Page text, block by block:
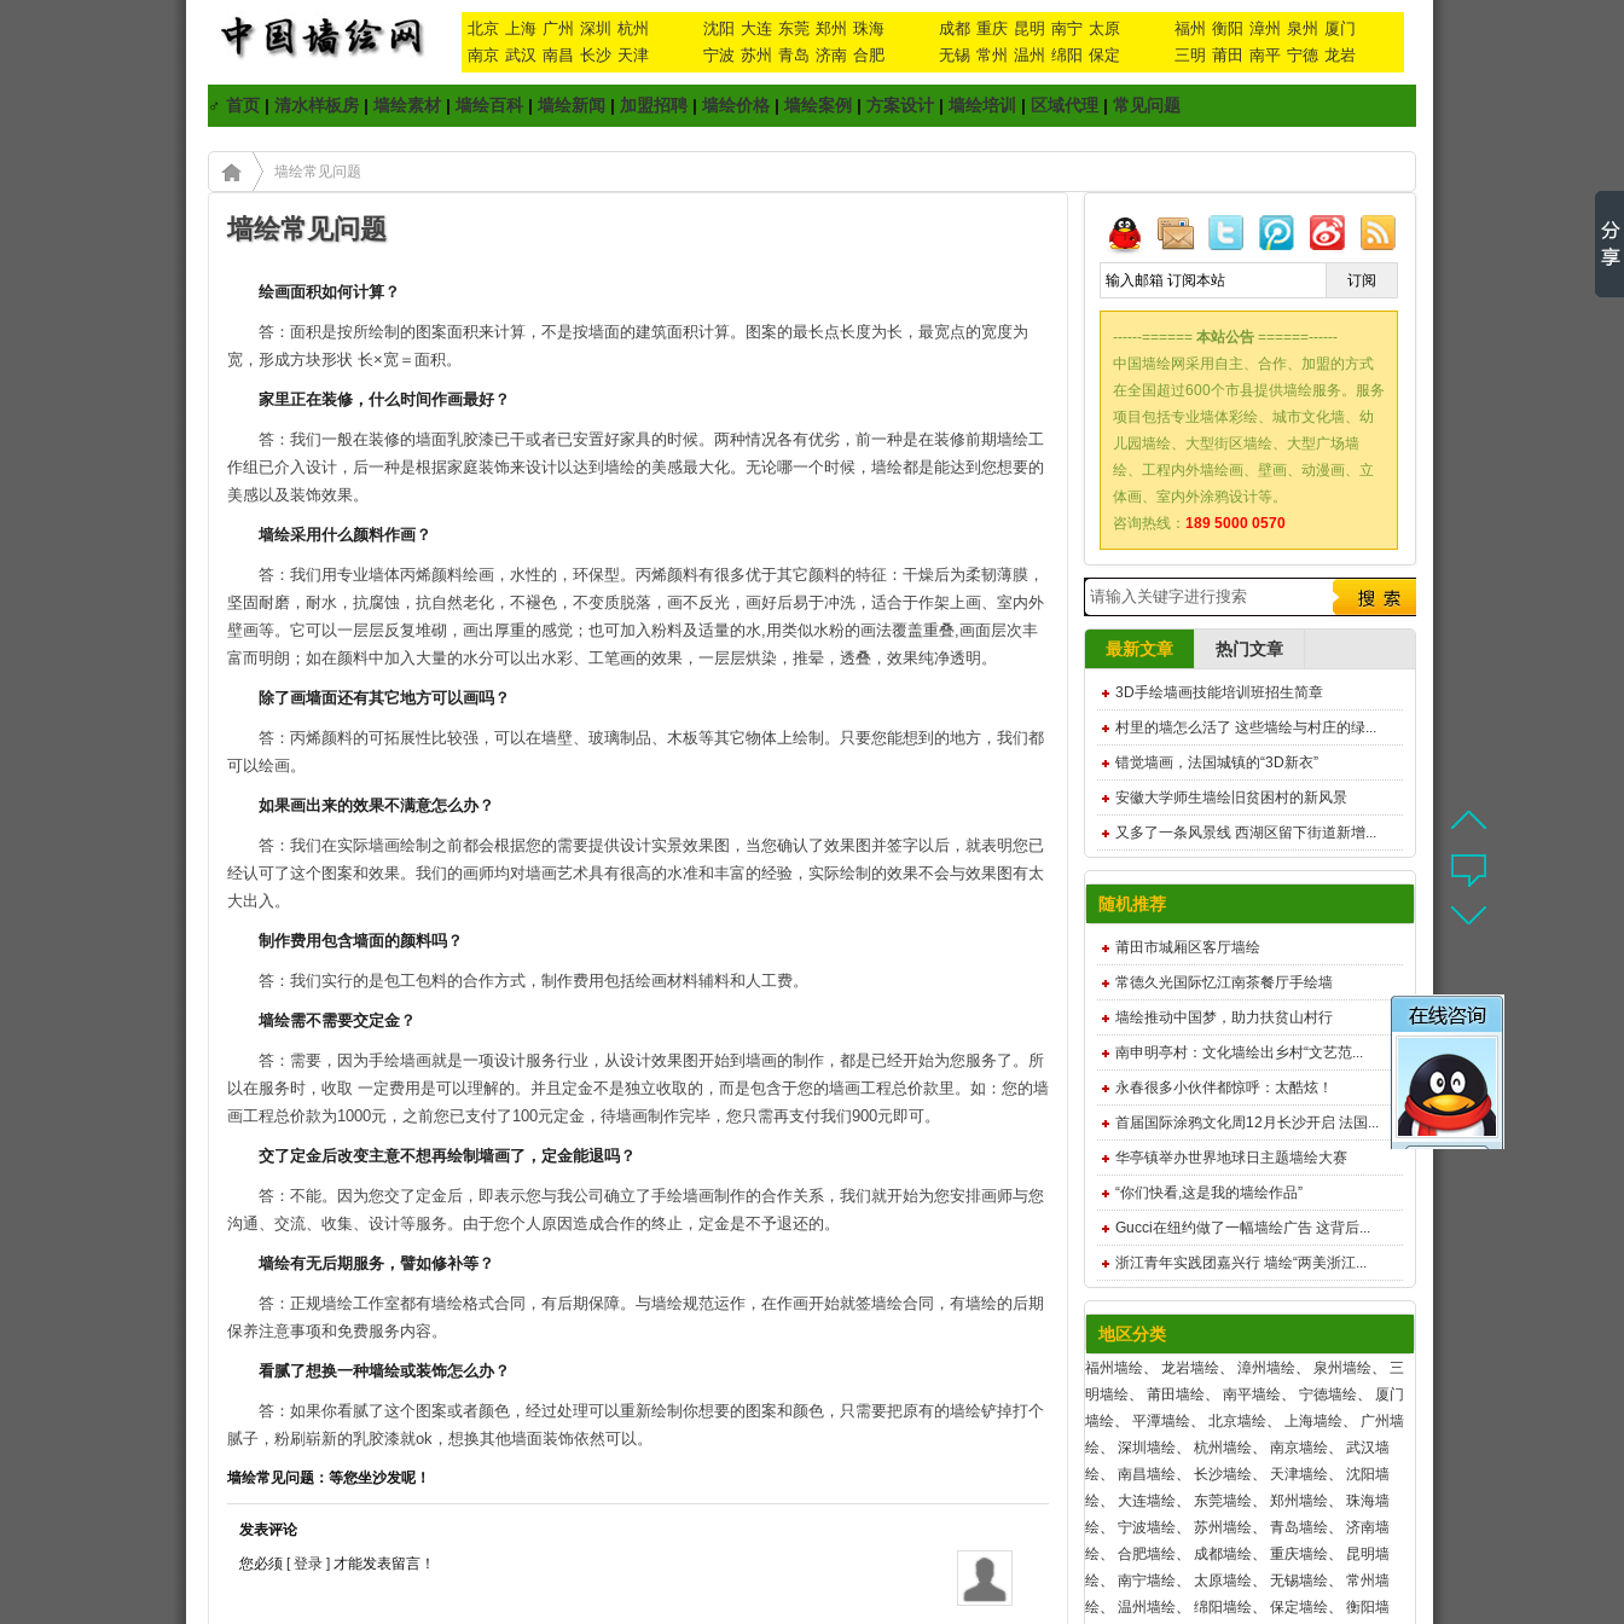
北京 上海 广州 深圳 杭州
南京 武汉 南昌 长沙 天津
沈阳 大连 东莞 郑州 珠海
宁波 苏州 青岛 济南 合肥
成都 重庆 昆明 南宁 太原
无锡 常州 温州 绵阳 保定
福州 衡阳 漳州 泉州 厦门
三明 莆田 南平 宁德 龙岩
♂ 首页 | 清水样板房 | 墙绘素材 | 墙绘百科 | 墙绘新闻 | 加盟招聘 | 墙绘价格 | 墙绘案例 | 方案设计 | 墙绘培训 | 区域代理 | 常见问题
墙绘常见问题
墙绘常见问题
绘画面积如何计算？
答：面积是按所绘制的图案面积来计算，不是按墙面的建筑面积计算。图案的最长点长度为长，最宽点的宽度为
宽，形成方块形状 长×宽＝面积。
家里正在装修，什么时间作画最好？
答：我们一般在装修的墙面乳胶漆已干或者已安置好家具的时候。两种情况各有优劣，前一种是在装修前期墙绘工
作组已介入设计，后一种是根据家庭装饰来设计以达到墙绘的美感最大化。无论哪一个时候，墙绘都是能达到您想要的
美感以及装饰效果。
墙绘采用什么颜料作画？
答：我们用专业墙体丙烯颜料绘画，水性的，环保型。丙烯颜料有很多优于其它颜料的特征：干燥后为柔韧薄膜，
坚固耐磨，耐水，抗腐蚀，抗自然老化，不褪色，不变质脱落，画不反光，画好后易于冲洗，适合于作架上画、室内外
壁画等。它可以一层层反复堆砌，画出厚重的感觉；也可加入粉料及适量的水,用类似水粉的画法覆盖重叠,画面层次丰
富而明朗；如在颜料中加入大量的水分可以出水彩、工笔画的效果，一层层烘染，推晕，透叠，效果纯净透明。
除了画墙面还有其它地方可以画吗？
答：丙烯颜料的可拓展性比较强，可以在墙壁、玻璃制品、木板等其它物体上绘制。只要您能想到的地方，我们都
可以绘画。
如果画出来的效果不满意怎么办？
答：我们在实际墙画绘制之前都会根据您的需要提供设计实景效果图，当您确认了效果图并签字以后，就表明您已
经认可了这个图案和效果。我们的画师均对墙画艺术具有很高的水准和丰富的经验，实际绘制的效果不会与效果图有太
大出入。
制作费用包含墙面的颜料吗？
答：我们实行的是包工包料的合作方式，制作费用包括绘画材料辅料和人工费。
墙绘需不需要交定金？
答：需要，因为手绘墙画就是一项设计服务行业，从设计效果图开始到墙画的制作，都是已经开始为您服务了。所
以在服务时，收取 一定费用是可以理解的。并且定金不是独立收取的，而是包含于您的墙画工程总价款里。如：您的墙
画工程总价款为1000元，之前您已支付了100元定金，待墙画制作完毕，您只需再支付我们900元即可。
交了定金后改变主意不想再绘制墙画了，定金能退吗？
答：不能。因为您交了定金后，即表示您与我公司确立了手绘墙画制作的合作关系，我们就开始为您安排画师与您
沟通、交流、收集、设计等服务。由于您个人原因造成合作的终止，定金是不予退还的。
墙绘有无后期服务，譬如修补等？
答：正规墙绘工作室都有墙绘格式合同，有后期保障。与墙绘规范运作，在作画开始就签墙绘合同，有墙绘的后期
保养注意事项和免费服务内容。
看腻了想换一种墙绘或装饰怎么办？
答：如果你看腻了这个图案或者颜色，经过处理可以重新绘制你想要的图案和颜色，只需要把原有的墙绘铲掉打个
腻子，粉刷崭新的乳胶漆就ok，想换其他墙面装饰依然可以。
墙绘常见问题：等您坐沙发呢！
发表评论
您必须 [ 登录 ] 才能发表留言！
------====== 本站公告 ======------
中国墙绘网采用自主、合作、加盟的方式
在全国超过600个市县提供墙绘服务。服务
项目包括专业墙体彩绘、城市文化墙、幼
儿园墙绘、大型街区墙绘、大型广场墙
绘、工程内外墙绘画、壁画、动漫画、立
体画、室内外涂鸦设计等。
咨询热线： 189 5000 0570
最新文章 热门文章
3D手绘墙画技能培训班招生简章
村里的墙怎么活了 这些墙绘与村庄的绿...
错觉墙画，法国城镇的“3D新衣”
安徽大学师生墙绘旧贫困村的新风景
又多了一条风景线 西湖区留下街道新增...
随机推荐
莆田市城厢区客厅墙绘
常德久光国际忆江南茶餐厅手绘墙
墙绘推动中国梦，助力扶贫山村行
南申明亭村：文化墙绘出乡村“文艺范...
永春很多小伙伴都惊呼：太酷炫！
首届国际涂鸦文化周12月长沙开启 法国...
华亭镇举办世界地球日主题墙绘大赛
“你们快看,这是我的墙绘作品”
Gucci在纽约做了一幅墙绘广告 这背后...
浙江青年实践团嘉兴行 墙绘“两美浙江...
地区分类
福州墙绘、 龙岩墙绘、 漳州墙绘、 泉州墙绘、 三
明墙绘、 莆田墙绘、 南平墙绘、 宁德墙绘、 厦门
墙绘、 平潭墙绘、 北京墙绘、 上海墙绘、 广州墙
绘、 深圳墙绘、 杭州墙绘、 南京墙绘、 武汉墙
绘、 南昌墙绘、 长沙墙绘、 天津墙绘、 沈阳墙
绘、 大连墙绘、 东莞墙绘、 郑州墙绘、 珠海墙
绘、 宁波墙绘、 苏州墙绘、 青岛墙绘、 济南墙
绘、 合肥墙绘、 成都墙绘、 重庆墙绘、 昆明墙
绘、 南宁墙绘、 太原墙绘、 无锡墙绘、 常州墙
绘、 温州墙绘、 绵阳墙绘、 保定墙绘、 衡阳墙